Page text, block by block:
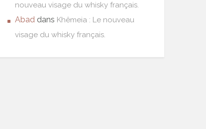
nouveau visage du whisky français.
Abad dans Khêmeia : Le nouveau
visage du whisky français.